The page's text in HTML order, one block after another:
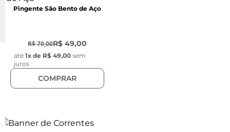
Pingente São Bento de Aço
R$ 70,00R$ 49,00
até 1x de R$ 49,00 sem
juros
COMPRAR